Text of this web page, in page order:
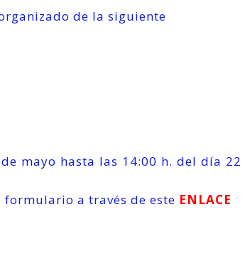
de la siguiente
mayo hasta las 14:00 h. del día 22
a través de este ENLACE